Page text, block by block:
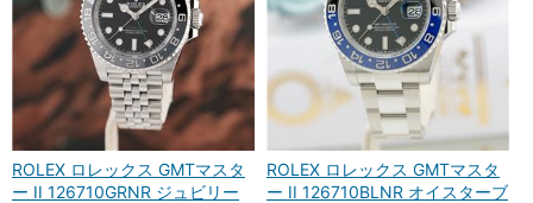
ROLEX ロレックス GMTマスタ
ー II 126710GRNR ジュビリー
ROLEX ロレックス GMTマスタ
ー II 126710BLNR オイスターブ